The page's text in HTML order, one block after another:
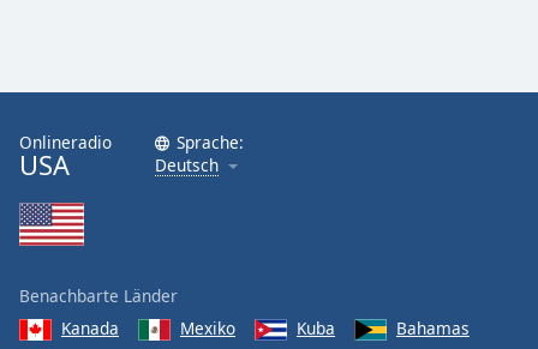
Onlineradio
USA
Sprache:
Deutsch
Benachbarte Länder
Kanada
Mexiko Kuba
Bahamas